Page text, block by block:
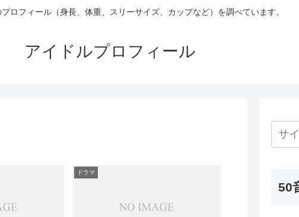
ロフィール（身長、体重、スリーサイズ、カップなど）を調べています。
アイドルプロフィール
ドラマ
50